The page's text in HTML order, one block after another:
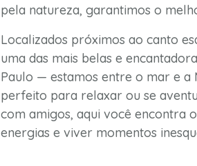
pela natureza, garantimos o
Localizados próximos ao canto
uma das mais belas e
Paulo — estamos entre o mar e a
perfeito para relaxar ou se
com amigos, aqui você encontra
energias e viver momentos